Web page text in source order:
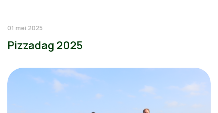
01 mei 2025
Pizzadag 2025